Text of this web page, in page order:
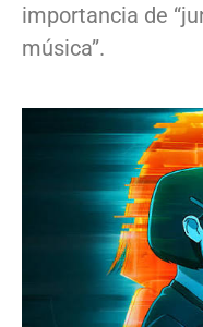
importancia de
música”.